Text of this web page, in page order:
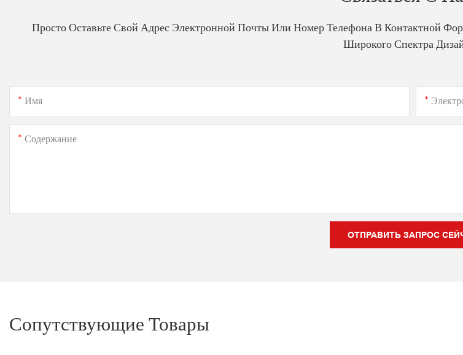
Просто Оставьте Свой Адрес Электронной Почты Или Номер Телефона В Контактной
Широкого Спектра
Имя
Содержание
ОТПРАВИТЬ ЗАПРОС
Сопутствующие Товары